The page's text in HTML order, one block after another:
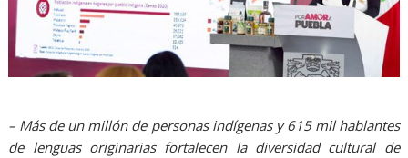
– Más de un millón de personas indígenas y 615 mil hablantes
de lenguas originarias fortalecen la diversidad cultural de